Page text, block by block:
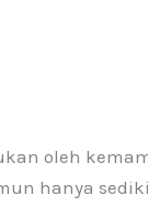
oleh
hanya